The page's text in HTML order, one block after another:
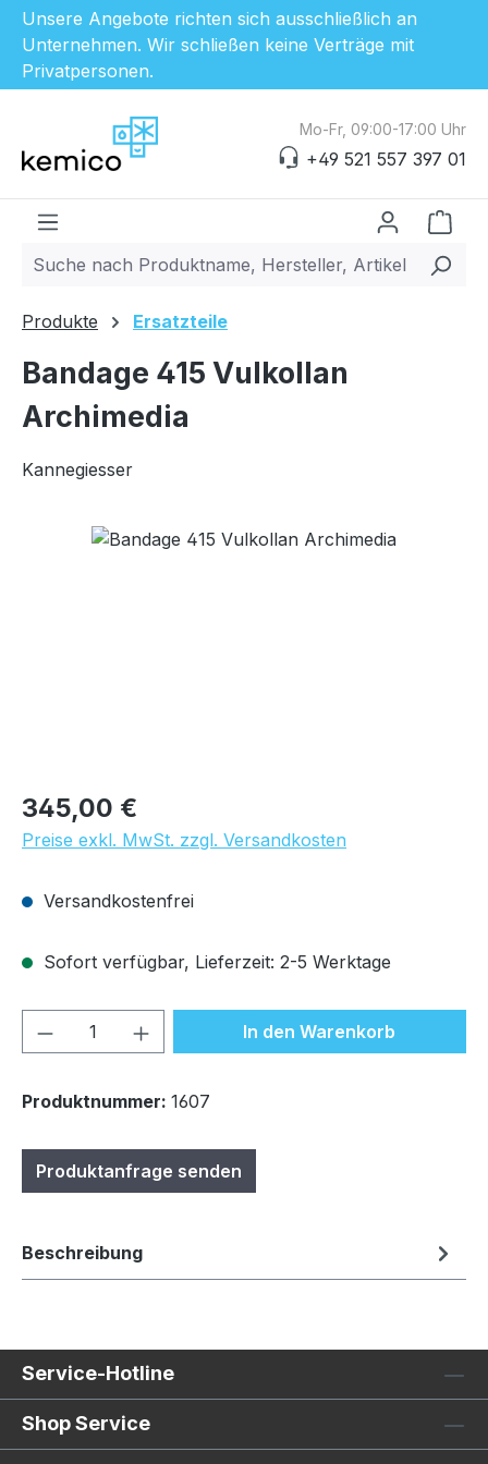
Unsere Angebote richten sich ausschließlich an
Unternehmen. Wir schließen keine Verträge mit
Privatpersonen.
Zum Hauptinhalt springen
Mo-Fr, 09:00-17:00 Uhr
+49 521 557 397 01
Produkte Ersatzteile
Bandage 415 Vulkollan
Archimedia
Kannegiesser
Bildergalerie überspringen
Regulärer Preis:
345,00 €
Preise exkl. MwSt. zzgl. Versandkosten
Versandkostenfrei
Sofort verfügbar, Lieferzeit: 2-5 Werktage
Produkt Anzahl: Gib denIn den Warenkorb
Produktnummer: 1607
Produktanfrage senden
Beschreibung
Service-Hotline
Shop Service